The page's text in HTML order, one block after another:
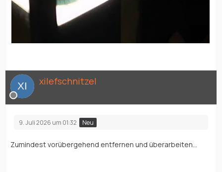
xilefschnitzel
9. Juli 2026 um 01:32 Neu
Zumindest vorübergehend entfernen und überarbeiten...